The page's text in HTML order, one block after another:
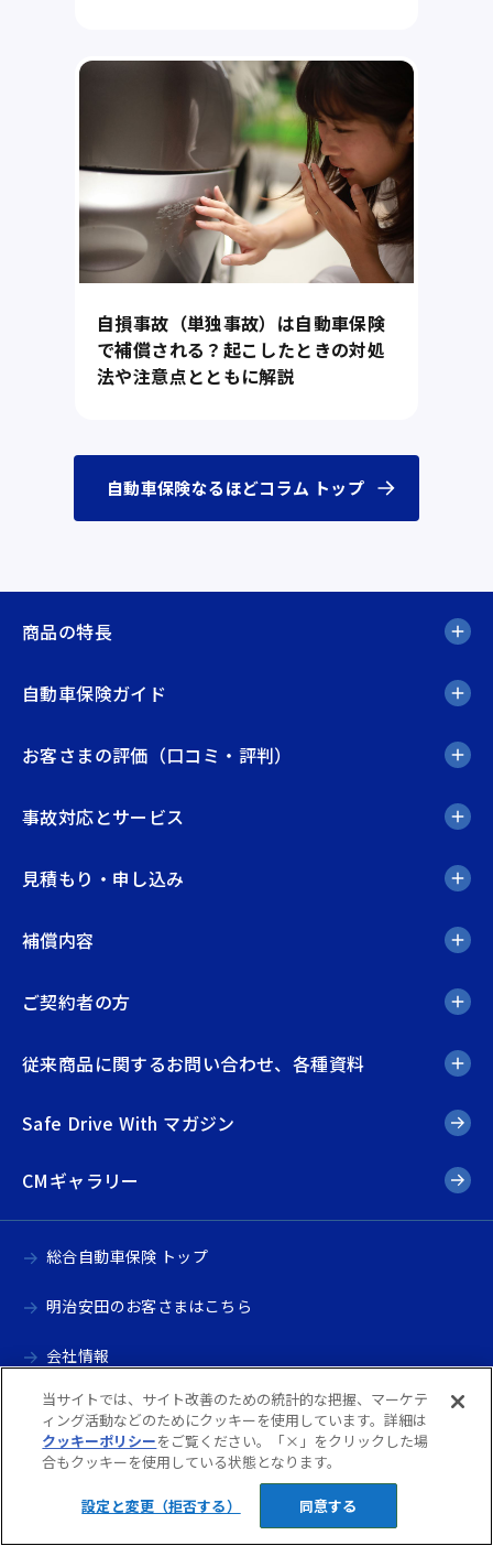
自損事故（単独事故）は自動車保険
で補償される？起こしたときの対処
法や注意点とともに解説
自動車保険なるほどコラム トップ
商品の特長
自動車保険ガイド
お客さまの評価（口コミ・評判）
事故対応とサービス
見積もり・申し込み
補償内容
ご契約者の方
従来商品に関するお問い合わせ、各種資料
Safe Drive With マガジン
CMギャラリー
総合自動車保険 トップ
明治安田のお客さまはこちら
会社情報
よくあるご質問
お問い合わせ
サイトマップ
当サイトでは、サイト改善のための統計的な把握、マーケテ
ィング活動などのためにクッキーを使用しています。詳細は
クッキーポリシーをご覧ください。「×」をクリックした場
合もクッキーを使用している状態となります。
設定と変更（拒否する） 同意する